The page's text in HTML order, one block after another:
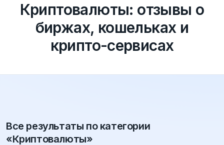
Криптовалюты: отзывы о
биржах, кошельках и
крипто-сервисах
Все результаты по категории
«Криптовалюты»